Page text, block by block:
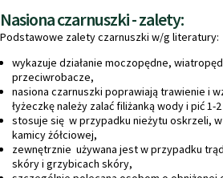
Nasiona czarnuszki - zalety:
Podstawowe zalety czarnuszki w/g literatury:
wykazuje działanie moczopędne,
przeciwrobacze,
nasiona czarnuszki poprawiają trawienie i
łyżeczkę należy zalać filiżanką wody i pić 1-
stosuje się w przypadku nieżytu oskrzeli,
kamicy żółciowej,
zewnętrznie używana jest w przypadku
skóry i grzybicach skóry,